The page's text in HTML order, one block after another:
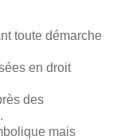
toute démarche
en droit
des
mais